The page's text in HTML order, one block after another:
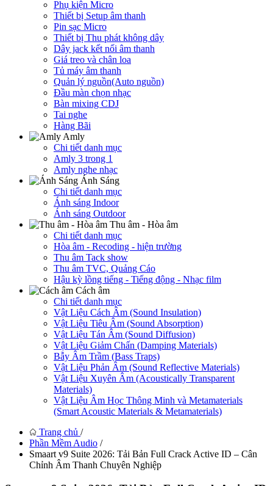
Phụ kiện Micro
Thiết bị Setup âm thanh
Pin sạc Micro
Thiết bị Thu phát không dây
Dây jack kết nối âm thanh
Giá treo và chân loa
Tủ máy âm thanh
Quản lý nguồn(Auto nguồn)
Đầu màn chọn nhạc
Bàn mixing CDJ
Tai nghe
Hàng Bãi
Amly
Chi tiết danh mục
Amly 3 trong 1
Amly nghe nhạc
Ánh Sáng
Chi tiết danh mục
Ánh sáng Indoor
Ánh sáng Outdoor
Thu âm - Hòa âm
Chi tiết danh mục
Hòa âm - Recoding - hiện trường
Thu âm Tack show
Thu âm TVC, Quảng Cáo
Hậu kỳ lồng tiếng - Tiếng động - Nhạc film
Cách âm
Chi tiết danh mục
Vật Liệu Cách Âm (Sound Insulation)
Vật Liệu Tiêu Âm (Sound Absorption)
Vật Liệu Tán Âm (Sound Diffusion)
Vật Liệu Giảm Chấn (Damping Materials)
Bẫy Âm Trầm (Bass Traps)
Vật Liệu Phản Âm (Sound Reflective Materials)
Vật Liệu Xuyên Âm (Acoustically Transparent
Materials)
Vật Liệu Âm Học Thông Minh và Metamaterials
(Smart Acoustic Materials & Metamaterials)
Trang chủ /
Phần Mềm Audio /
Smaart v9 Suite 2026: Tải Bản Full Crack Active ID – Cân
Chỉnh Âm Thanh Chuyên Nghiệp